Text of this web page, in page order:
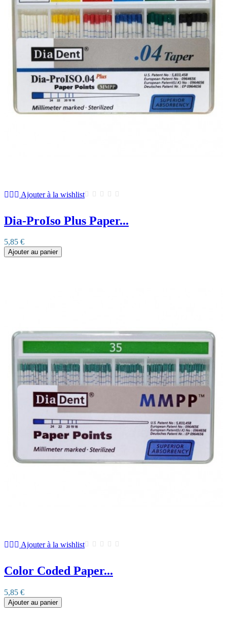
Ajouter à la wishlist
Dia-ProIso Plus Paper...
5,85 €
Ajouter au panier
Ajouter à la wishlist
Color Coded Paper...
5,85 €
Ajouter au panier